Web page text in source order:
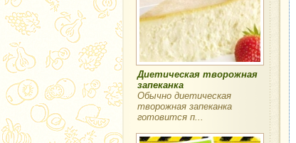
Диетическая творожная
запеканка
Обычно диетическая
творожная запеканка
готовится п...